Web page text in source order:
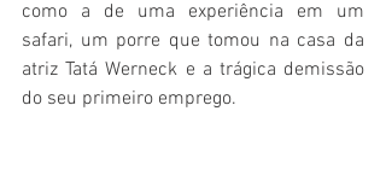
como a de uma experiência em um
safari, um porre que tomou na casa da
atriz Tatá Werneck e a trágica demissão
do seu primeiro emprego.